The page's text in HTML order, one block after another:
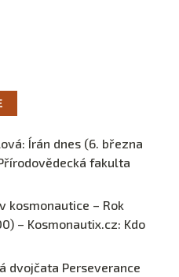
Írán dnes (6. března
fakulta
kosmonautice – Rok
– Kosmonautix.cz: Kdo
dvojčata Perseverance